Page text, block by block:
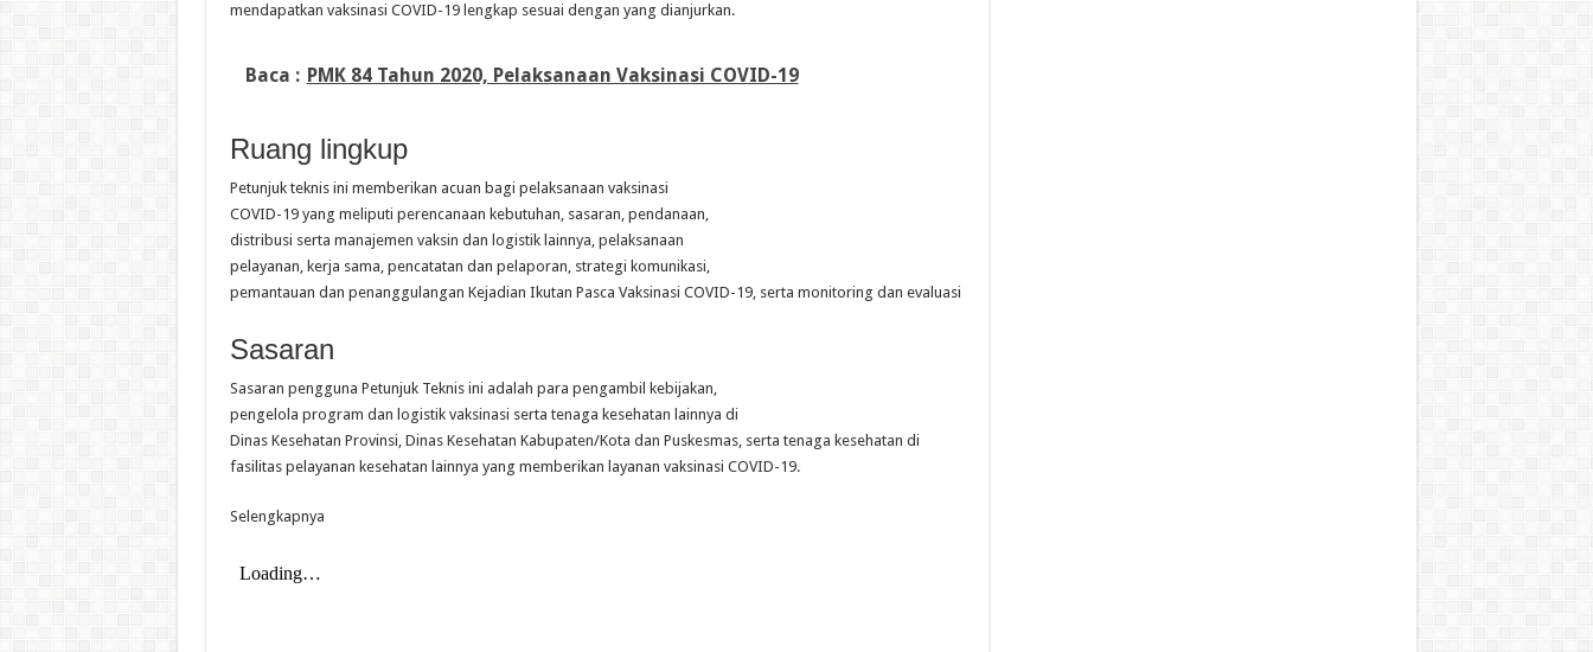
mendapatkan vaksinasi COVID-19 lengkap sesuai dengan yang dianjurkan.
Baca : PMK 84 Tahun 2020, Pelaksanaan Vaksinasi COVID-19
Ruang lingkup
Petunjuk teknis ini memberikan acuan bagi pelaksanaan vaksinasi
COVID-19 yang meliputi perencanaan kebutuhan, sasaran, pendanaan,
distribusi serta manajemen vaksin dan logistik lainnya, pelaksanaan
pelayanan, kerja sama, pencatatan dan pelaporan, strategi komunikasi,
pemantauan dan penanggulangan Kejadian Ikutan Pasca Vaksinasi COVID-19, serta monitoring dan evaluasi
Sasaran
Sasaran pengguna Petunjuk Teknis ini adalah para pengambil kebijakan,
pengelola program dan logistik vaksinasi serta tenaga kesehatan lainnya di
Dinas Kesehatan Provinsi, Dinas Kesehatan Kabupaten/Kota dan Puskesmas, serta tenaga kesehatan di
fasilitas pelayanan kesehatan lainnya yang memberikan layanan vaksinasi COVID-19.
Selengkapnya